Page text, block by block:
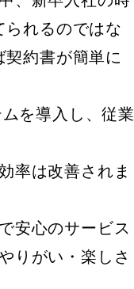
れるのではな
約書が簡単に
を導入し、従業
率は改善されま
安心のサービス
りがい・楽しさ